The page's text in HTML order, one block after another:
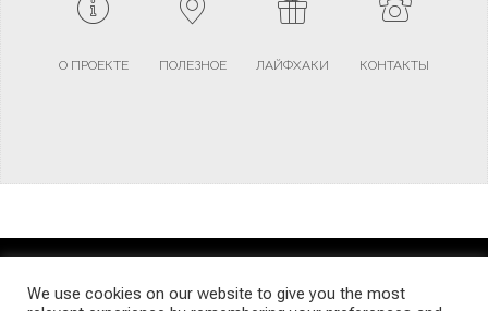
О ПРОЕКТЕ ПОЛЕЗНОЕ ЛАЙФХАКИ КОНТАКТЫ
TERMS AND CONDITIONS PRIVACY POLICY SITEMAP
We use cookies on our website to give you the most